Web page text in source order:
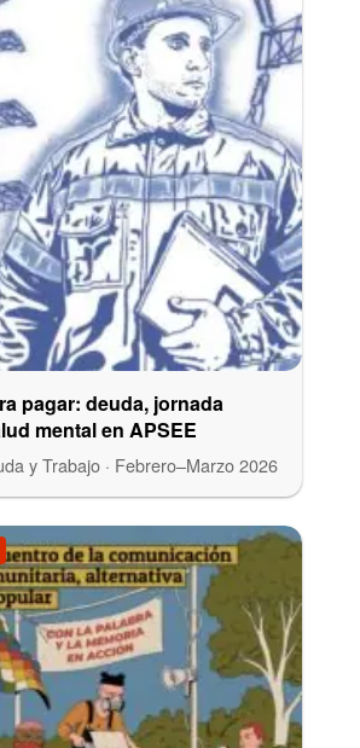
pagar: deuda, jornada
mental en APSEE
y Trabajo · Febrero–Marzo 2026